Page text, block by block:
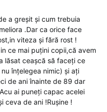
a greșit și cum trebuia
.Dar ca orice face
viteza și fără rost !
ce mai puțini copii,că avem
lăsat ceașcă să faceți ce
înțelegea nimic) și ați
de ani înainte de 89 dar
ai puneți capac acelei
ceva de ani !Rușine !